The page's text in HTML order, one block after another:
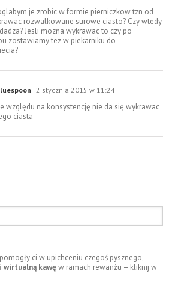
je zrobic w formie pierniczkow tzn od
rozwalkowane surowe ciasto? Czy wtedy
Jesli mozna wykrawac to czy po
zostawiamy tez w piekarniku do
2 stycznia 2015 w 11:24
względu na konsystencję nie da się wykrawac
ciasta
ci w upichceniu czegoś pysznego,
wirtualną kawę w ramach rewanżu – kliknij w